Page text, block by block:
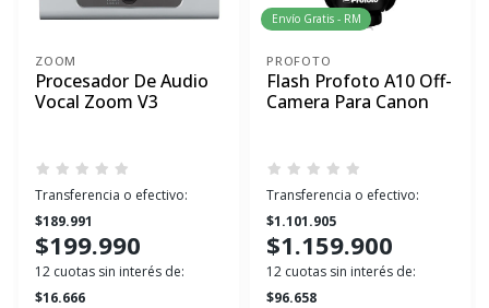
ZOOM
Procesador De Audio
Vocal Zoom V3
Transferencia o efectivo:
$189.991
$199.990
12 cuotas sin interés de:
$16.666
Envío Gratis - RM
PROFOTO
Flash Profoto A10 Off-
Camera Para Canon
Transferencia o efectivo:
$1.101.905
$1.159.900
12 cuotas sin interés de:
$96.658